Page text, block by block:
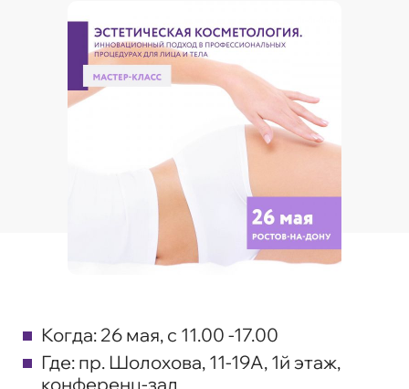
Когда: 26 мая, с 11.00 -17.00
Где: пр. Шолохова, 11-19А, 1й этаж,
конференц-зал